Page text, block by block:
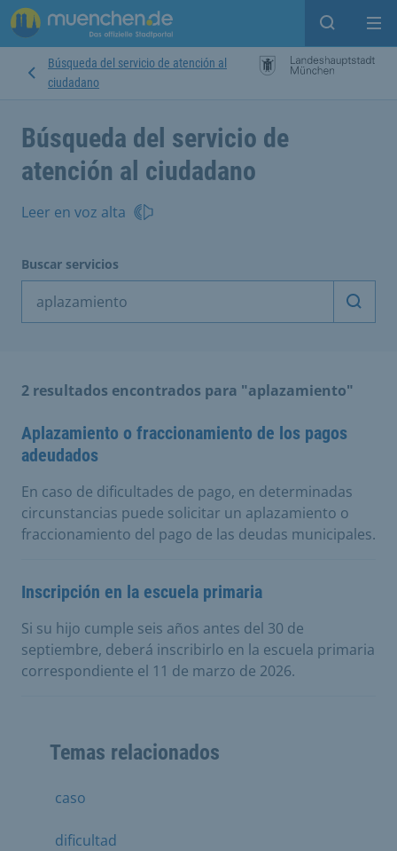
Open
Búsqueda del servicio de atención al
ciudadano
Búsqueda del servicio de
atención al ciudadano
Leer en voz alta
Buscar servicios
2 resultados encontrados para "aplazamiento"
Aplazamiento o fraccionamiento de los pagos
adeudados
En caso de dificultades de pago, en determinadas
circunstancias puede solicitar un aplazamiento o
fraccionamiento del pago de las deudas municipales.
Inscripción en la escuela primaria
Si su hijo cumple seis años antes del 30 de
septiembre, deberá inscribirlo en la escuela primaria
correspondiente el 11 de marzo de 2026.
Temas relacionados
caso
dificultad